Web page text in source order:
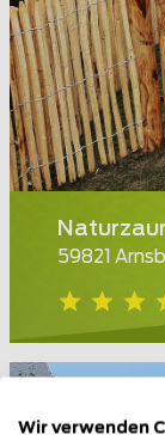
59821
Wir verwenden